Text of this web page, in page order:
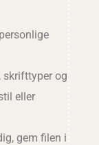
skrifttyper og
eller
gem filen i